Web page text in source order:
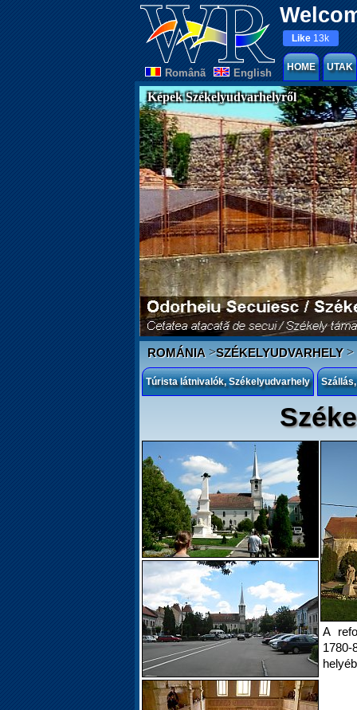
Românã English
Like 13k
HOME UTAK
Képek Székelyudvarhelyről
ROMÁNIA>SZÉKELYUDVARHELY>
Túrista látnivalók, Székelyudvarhely
A
1780-